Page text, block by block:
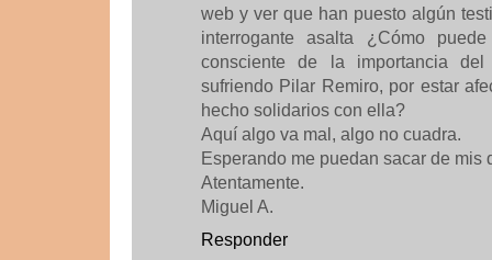
web y ver que han puesto algún
interrogante asalta ¿Cómo
consciente de la importancia
sufriendo Pilar Remiro, por estar
hecho solidarios con ella?
Aquí algo va mal, algo no cuadra.
Esperando me puedan sacar de mis
Atentamente.
Miguel A.
Responder